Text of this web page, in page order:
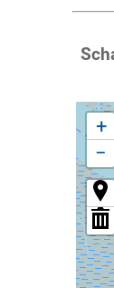
+
−